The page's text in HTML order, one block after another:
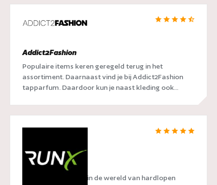
Addict2Fashion
Populaire items keren geregeld terug in het
assortiment. Daarnaast vind je bij Addict2Fashion
tapparfum. Daardoor kun je naast kleding ook...
RunX
RunX, een naam die in de wereld van hardlopen